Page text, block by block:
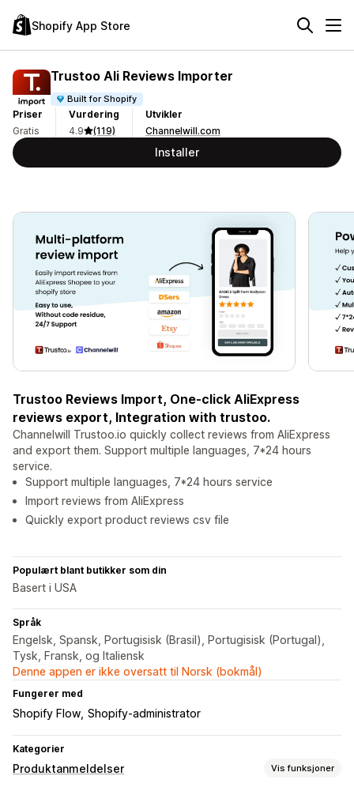
Shopify App Store
Trustoo Ali Reviews Importer
Built for Shopify
Priser
Gratis
Vurdering
4.9
(119)
Utvikler
Channelwill.com
Installer
Trustoo Reviews Import, One-click AliExpress
reviews export, Integration with trustoo.
Channelwill Trustoo.io quickly collect reviews from AliExpress
and export them. Support multiple languages, 7*24 hours
service.
Support multiple languages, 7*24 hours service
Import reviews from AliExpress
Quickly export product reviews csv file
Populært blant butikker som din
Basert i USA
Språk
Engelsk, Spansk, Portugisisk (Brasil), Portugisisk (Portugal),
Tysk, Fransk, og Italiensk
Denne appen er ikke oversatt til Norsk (bokmål)
Fungerer med
Shopify Flow Shopify-administrator
Kategorier
Produktanmeldelser Vis funksjoner